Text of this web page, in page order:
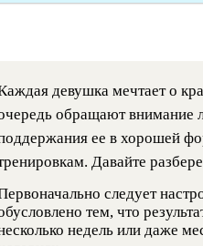
девушка мечтает о
обращают внимание
ее в хорошей
Давайте
следует
тем, что
недель или даже